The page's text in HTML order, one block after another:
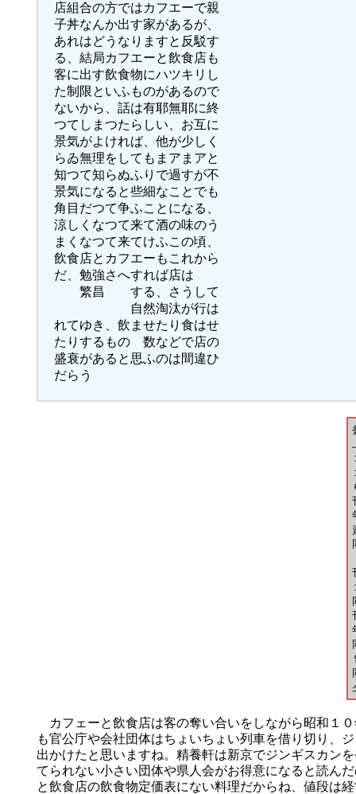
店組合の方ではカフエーで親
子丼なんか出す家があるが、
あれはどうなりますと反駁す
る、結局カフエーと飲食店も
客に出す飲食物にハツキリし
た制限といふものがあるので
ないから、話は有耶無耶に終
つてしまつたらしい、お互に
景気がよければ、他が少しく
らゐ無理をしてもまアまアと
知つて知らぬふりで過すが不
景気になると些細なことでも
角目だつて争ふことになる、
涼しくなつて来て酒の味のう
まくなつて来てけふこの頃、
飲食店とカフエーもこれから
だ、勉強さへすれば店は
繁昌 する、さうして
自然淘汰が行は
れてゆき、飲ませたり食はせ
たりするものゝ数などで店の
盛衰があると思ふのは間違ひ
だらう
カフェーと飲食店は客の奪い合いをしながら昭和１
も官公庁や会社団体はちょいちょい列車を借り切り、
出かけたと思いますね。精養軒は新京でジンギスカン
てられない小さい団体や県人会がお得意になると読ん
と飲食店の飲食物定価表にない料理だからね、値段は